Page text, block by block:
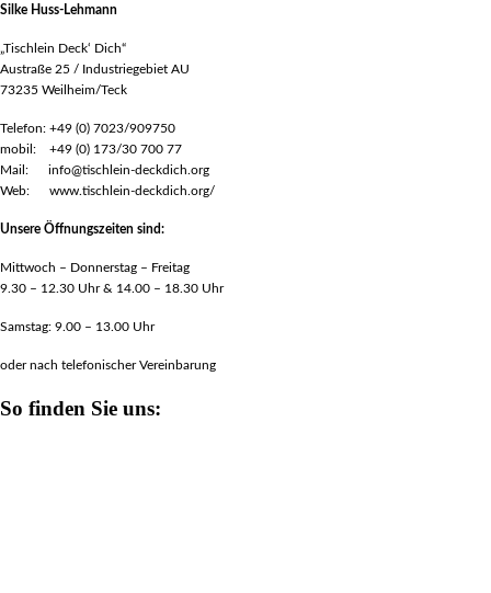
Silke Huss-Lehmann
„Tischlein Deck‘ Dich“
Austraße 25 / Industriegebiet AU
73235 Weilheim/Teck
Telefon: +49 (0) 7023/909750
mobil: +49 (0) 173/30 700 77
Mail: info@tischlein-deckdich.org
Web: www.tischlein-deckdich.org/
Unsere Öffnungszeiten sind:
Mittwoch – Donnerstag – Freitag
9.30 – 12.30 Uhr & 14.00 – 18.30 Uhr
Samstag: 9.00 – 13.00 Uhr
oder nach telefonischer Vereinbarung
So finden Sie uns: